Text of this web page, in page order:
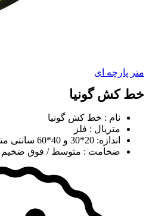
متر پارچه ای
خط کش گونیا
نام : خط کش گونیا
متریال : فلز
اندازه: 20*30 و 40*60 سانتی متر
ضخامت : متوسط / فوق ضخیم